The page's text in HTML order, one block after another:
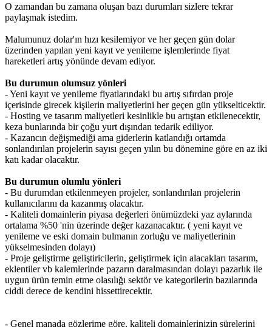
O zamandan bu zamana oluşan bazı durumları sizlere tekrar
paylaşmak istedim.
Malumunuz dolar'ın hızı kesilemiyor ve her geçen gün dolar
üzerinden yapılan yeni kayıt ve yenileme işlemlerinde fiyat
hareketleri artış yönünde devam ediyor.
Bu durumun olumsuz yönleri
- Yeni kayıt ve yenileme fiyatlarındaki bu artış sıfırdan proje
içerisinde girecek kişilerin maliyetlerini her geçen gün yükselticektir.
- Hosting ve tasarım maliyetleri kesinlikle bu artıştan etkilenecektir,
keza bunlarında bir çoğu yurt dışından tedarik ediliyor.
- Kazancın değişmediği ama giderlerin katlandığı ortamda
sonlandırılan projelerin sayısı geçen yılın bu dönemine göre en az iki
katı kadar olacaktır.
Bu durumun olumlu yönleri
- Bu durumdan etkilenmeyen projeler, sonlandırılan projelerin
kullanıcılarını da kazanmış olacaktır.
- Kaliteli domainlerin piyasa değerleri önümüzdeki yaz aylarında
ortalama %50 'nin üzerinde değer kazanacaktır. ( yeni kayıt ve
yenileme ve eski domain bulmanın zorluğu ve maliyetlerinin
yükselmesinden dolayı)
- Proje geliştirme geliştiricilerin, geliştirmek için alacakları tasarım,
eklentiler vb kalemlerinde pazarın daralmasından dolayı pazarlık ile
uygun ürün temin etme olasılığı sektör ve kategorilerin bazılarında
ciddi derece de kendini hissettirecektir.
- Genel manada gözlerime göre, kaliteli domainlerinizin sürelerini